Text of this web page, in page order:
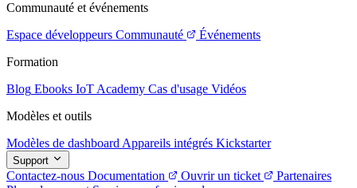
Communauté et événements
Espace développeurs Communauté
Événements
Formation
Blog Ebooks IoT Academy Cas d'usage Vidéos
Modèles et outils
Modèles de dashboard Appareils intégrés Kickstarter
Support
Contactez-nous Documentation Ouvrir un ticket
Partenaires